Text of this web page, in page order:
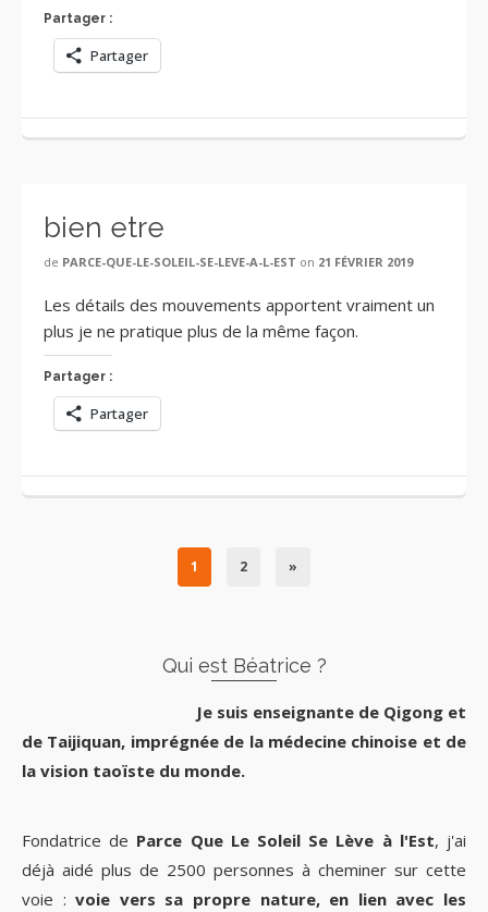
Partager :
Partager
bien etre
de PARCE-QUE-LE-SOLEIL-SE-LEVE-A-L-EST on 21 FÉVRIER 2019
Les détails des mouvements apportent vraiment un
plus je ne pratique plus de la même façon.
Partager :
Partager
1 2 »
Qui est Béatrice ?
Je suis enseignante de Qigong et
de Taijiquan, imprégnée de la médecine chinoise et de
la vision taoïste du monde.
Fondatrice de Parce Que Le Soleil Se Lève à l'Est, j'ai
déjà aidé plus de 2500 personnes à cheminer sur cette
voie :voie vers sa propre nature, en lien avec les